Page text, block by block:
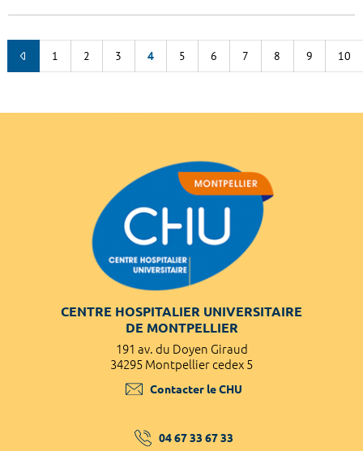
1 2 3 4 5 6 7 8 9 10
CENTRE HOSPITALIER UNIVERSITAIRE
DE MONTPELLIER
191 av. du Doyen Giraud
34295 Montpellier cedex 5
Contacter le CHU
04 67 33 67 33